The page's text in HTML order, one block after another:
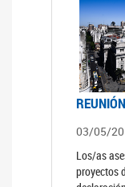
03/05/
Los/as
proyectos